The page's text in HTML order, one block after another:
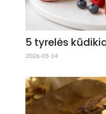
5 tyrelės
2026-05-14